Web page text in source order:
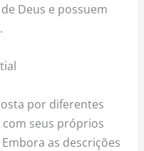
Deus e possuem
por diferentes
com seus próprios
as descrições